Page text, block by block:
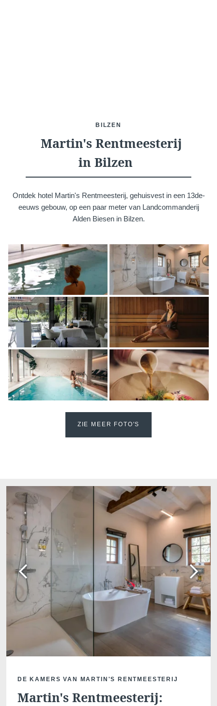
BILZEN
Martin's Rentmeesterij
in Bilzen
Ontdek hotel Martin's Rentmeesterij, gehuisvest in een 13de-
eeuws gebouw, op een paar meter van Landcommanderij
Alden Biesen in Bilzen.
ZIE MEER FOTO'S
DE KAMERS VAN MARTIN'S RENTMEESTERIJ
Martin's Rentmeesterij:
Martin's
Rentmeesterij
Bilzen, 4*
Martin's Relais
Bruges, 4*
Martin's Brugge
Bruges, 3*
Martin's Brussels EU
Bruxelles, 4*
Martin's Louvain-la-
Neuve
Louvain-la-Neuve, 3*
Martin's All Suites
Louvain-la-Neuve, 4*